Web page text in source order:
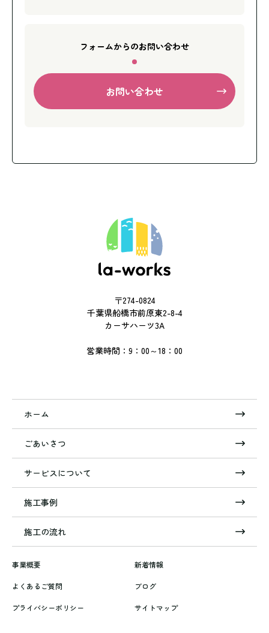
フォームからのお問い合わせ
お問い合わせ
〒274-0824
千葉県船橋市前原東2-8-4
カーサハーツ3A
営業時間：9：00～18：00
ホーム
ごあいさつ
サービスについて
施工事例
施工の流れ
事業概要 新着情報
よくあるご質問 ブログ
プライバシーポリシー サイトマップ